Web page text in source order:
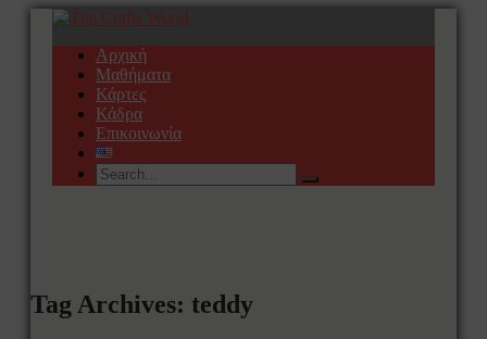
Αρχική
Μαθήματα
Κάρτες
Κάδρα
Επικοινωνία
Tag Archives: teddy